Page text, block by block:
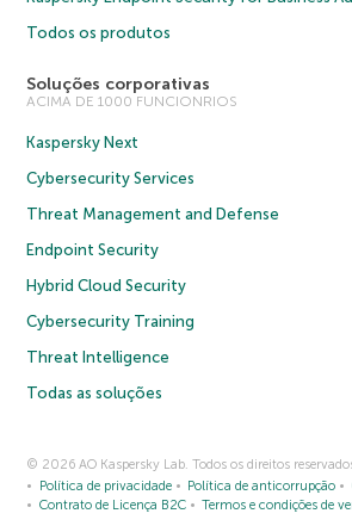
Todos os produtos
Soluções corporativas
ACIMA DE 1000 FUNCIONRIOS
Kaspersky Next
Cybersecurity Services
Threat Management and Defense
Endpoint Security
Hybrid Cloud Security
Cybersecurity Training
Threat Intelligence
Todas as soluções
© 2026 AO Kaspersky Lab. Todos os direitos
Política de privacidade
Política de anticorrupção
Contrato de Licença B2C
Termos e condições de